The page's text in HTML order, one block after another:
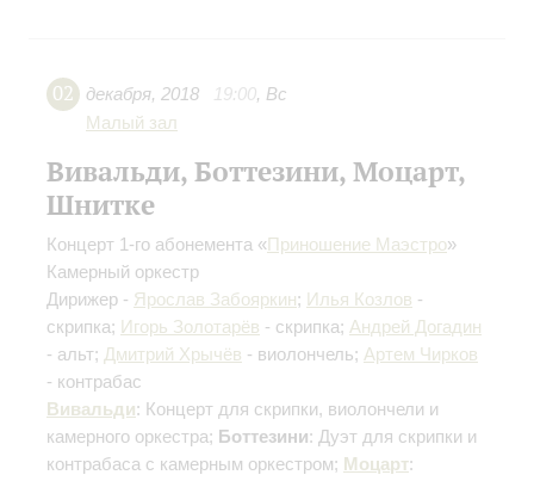
02 декабря, 2018 19:00, Вс
Малый зал
Вивальди, Боттезини, Моцарт,
Шнитке
Концерт 1-го абонемента «Приношение Маэстро»
Камерный оркестр
Дирижер - Ярослав Забояркин; Илья Козлов -
скрипка; Игорь Золотарёв - скрипка; Андрей Догадин
- альт; Дмитрий Хрычёв - виолончель; Артем Чирков
- контрабас
Вивальди: Концерт для скрипки, виолончели и
камерного оркестра; Боттезини: Дуэт для скрипки и
контрабаса с камерным оркестром; Моцарт: